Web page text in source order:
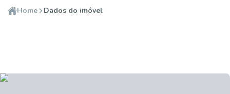
Home Dados do imóvel